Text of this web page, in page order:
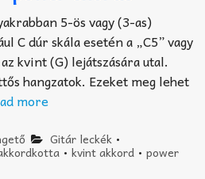
5-ös vagy (3-as)
C dúr skála esetén a „C5” vagy
kvint (G) lejátszására utal.
hangzatok. Ezeket meg lehet
more
Gitár leckék•
•kvint akkord •power